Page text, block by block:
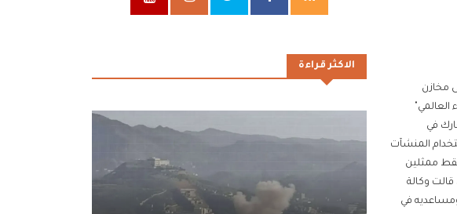
مخازن
في
المنشآت
ممثلين
وكالة
في
الاكثر قراءة